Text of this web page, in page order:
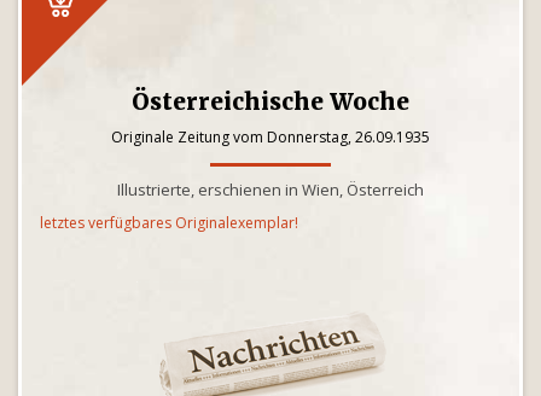
Österreichische Woche
Originale Zeitung vom Donnerstag, 26.09.1935
Illustrierte, erschienen in Wien, Österreich
letztes verfügbares Originalexemplar!